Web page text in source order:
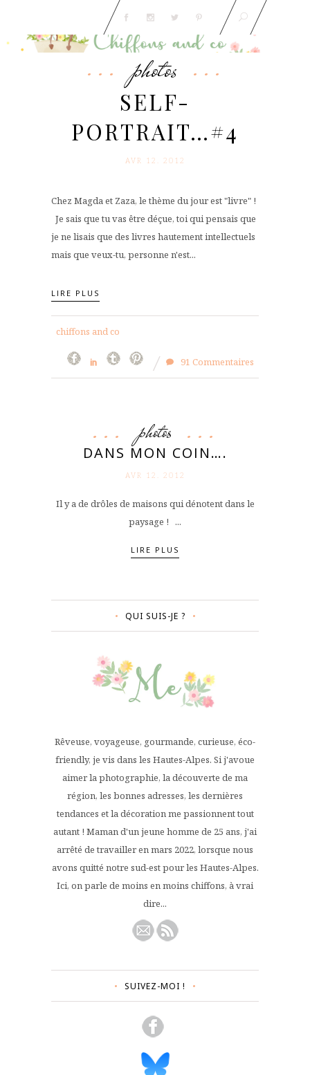
photos
SELF-
PORTRAIT…#4
AVR 12. 2012
Chez Magda et Zaza, le thème du jour est "livre" !
Je sais que tu vas être déçue, toi qui pensais que
je ne lisais que des livres hautement intellectuels
mais que veux-tu, personne n'est...
LIRE PLUS
chiffons and co
91 Commentaires
photos
DANS MON COIN….
AVR 12. 2012
Il y a de drôles de maisons qui dénotent dans le
paysage ! ...
LIRE PLUS
QUI SUIS-JE ?
Rêveuse, voyageuse, gourmande, curieuse, éco-
friendly, je vis dans les Hautes-Alpes. Si j'avoue
aimer la photographie, la découverte de ma
région, les bonnes adresses, les dernières
tendances et la décoration me passionnent tout
autant ! Maman d'un jeune homme de 25 ans, j'ai
arrêté de travailler en mars 2022, lorsque nous
avons quitté notre sud-est pour les Hautes-Alpes.
Ici, on parle de moins en moins chiffons, à vrai
dire...
SUIVEZ-MOI !